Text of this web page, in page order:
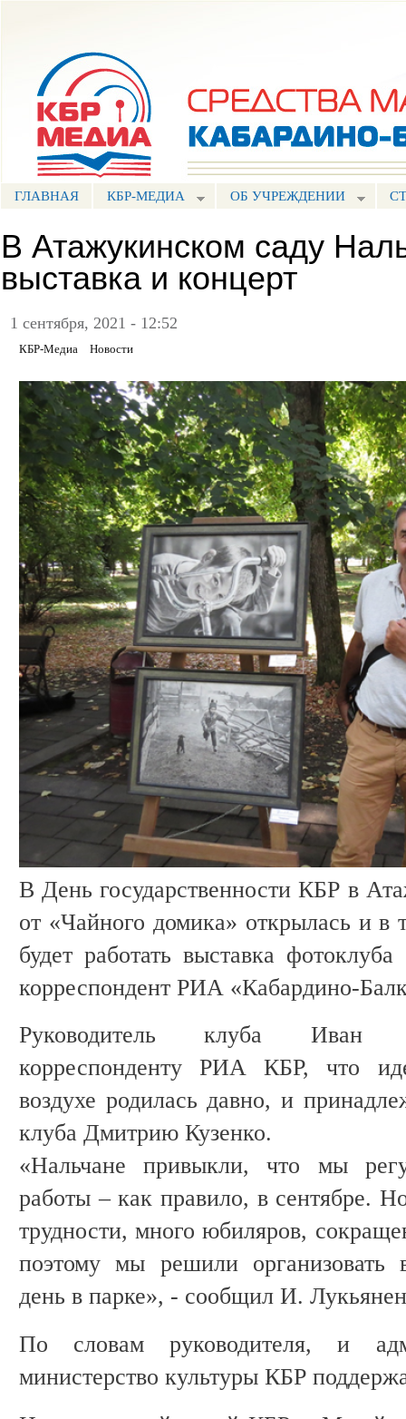
ГЛАВНАЯ КБР-МЕДИА ОБ УЧРЕЖДЕНИИ
В Атажукинском саду
выставка и концерт
1 сентября, 2021 - 12:52
КБР-Медиа Новости
В День государственности КБР в
от «Чайного домика» открылась и в
будет работать выставка
корреспондент РИА «Кабардино-
Руководитель клуба Иван
корреспонденту РИА КБР, что
воздухе родилась давно, и
клуба Дмитрию Кузенко.
«Нальчане привыкли, что мы
работы – как правило, в сентябре.
трудности, много юбиляров,
поэтому мы решили организовать
день в парке», - сообщил И.
По словам руководителя, и
министерство культуры КБР